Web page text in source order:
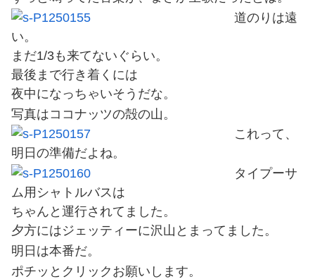
道のりは遠
い。
まだ1/3も来てないぐらい。
最後まで行き着くには
夜中になっちゃいそうだな。
写真はココナッツの殻の山。
これって、
明日の準備だよね。
タイプーサ
ム用シャトルバスは
ちゃんと運行されてました。
夕方にはジェッティーに沢山とまってました。
明日は本番だ。
ポチッとクリックお願いします。